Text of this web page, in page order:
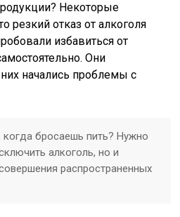
Некоторые
резкий отказ от алкоголя
избавиться от
Они
начались проблемы с
бросаешь пить? Нужно
алкоголь, но и
распространенных